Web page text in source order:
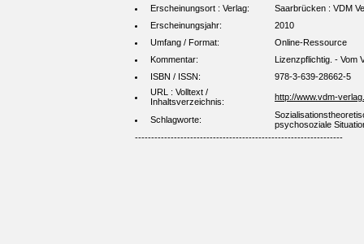
Erscheinungsort : Verlag:
Saarbrücken : VDM
Erscheinungsjahr:
2010
Umfang / Format:
Online-Ressource
Kommentar:
Lizenzpflichtig. -
ISBN / ISSN:
978-3-639-28662-5
URL : Volltext /
Inhaltsverzeichnis:
http://www.vdm-
Schlagworte:
psychosoziale
----------------------------------------------------------------